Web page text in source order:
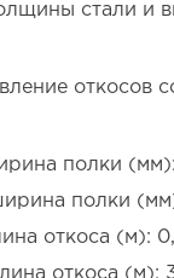
стали и
откосов
полки
полки
откоса (м):
откоса (м):